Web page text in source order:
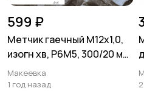
599 ₽
Метчик гаечный М12х1,0,
изогн хв, Р6М5, 300/20 мм,
мелкий шаг, СССР.
Макеевка
1 год назад